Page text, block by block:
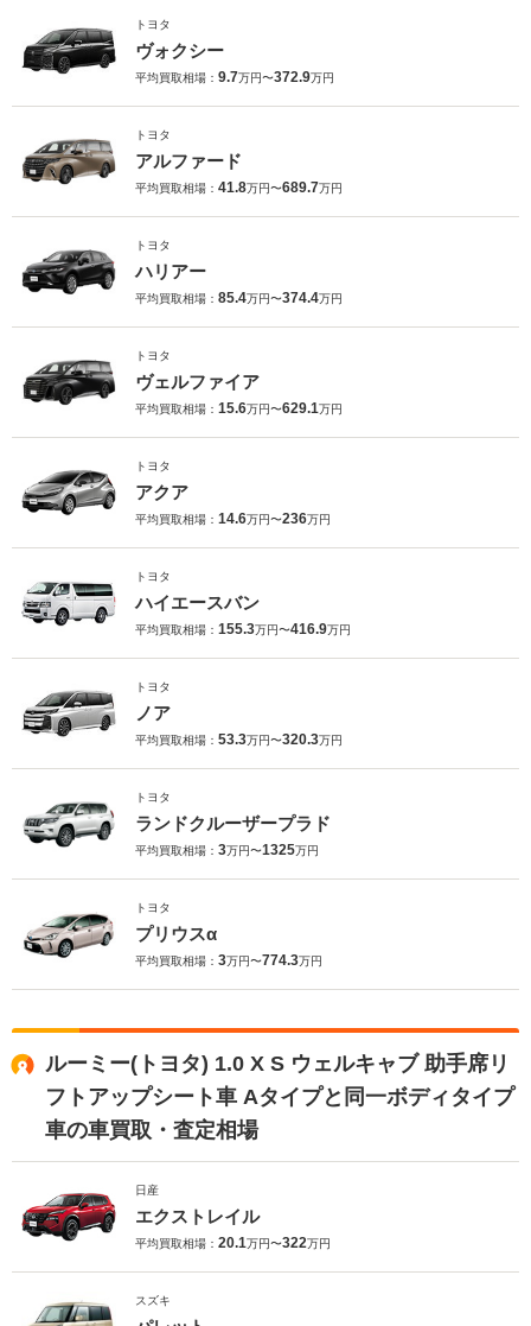
トヨタ
ヴォクシー
平均買取相場： 9.7万円〜372.9万円
トヨタ
アルファード
平均買取相場： 41.8万円〜689.7万円
トヨタ
ハリアー
平均買取相場： 85.4万円〜374.4万円
トヨタ
ヴェルファイア
平均買取相場： 15.6万円〜629.1万円
トヨタ
アクア
平均買取相場： 14.6万円〜236万円
トヨタ
ハイエースバン
平均買取相場： 155.3万円〜416.9万円
トヨタ
ノア
平均買取相場： 53.3万円〜320.3万円
トヨタ
ランドクルーザープラド
平均買取相場： 3万円〜1325万円
トヨタ
プリウスα
平均買取相場： 3万円〜774.3万円
ルーミー(トヨタ) 1.0 X S ウェルキャブ 助手席リ
フトアップシート車 Aタイプと同一ボディタイプ
車の車買取・査定相場
日産
エクストレイル
平均買取相場： 20.1万円〜322万円
スズキ